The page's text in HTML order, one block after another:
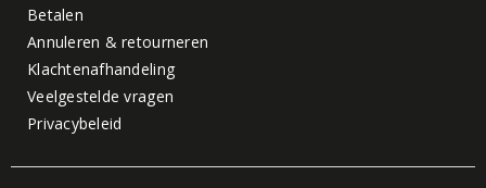
Betalen
Annuleren & retourneren
Klachtenafhandeling
Veelgestelde vragen
Privacybeleid